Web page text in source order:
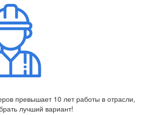
превышает 10 лет работы в отрасли,
лучший вариант!